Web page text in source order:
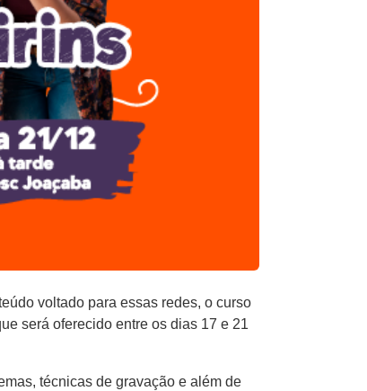
voltado para essas redes, o curso
será oferecido entre os dias 17 e 21
técnicas de gravação e além de